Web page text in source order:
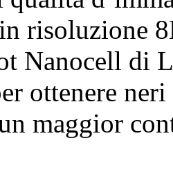
risoluzione
Nanocell di
ottenere
maggior